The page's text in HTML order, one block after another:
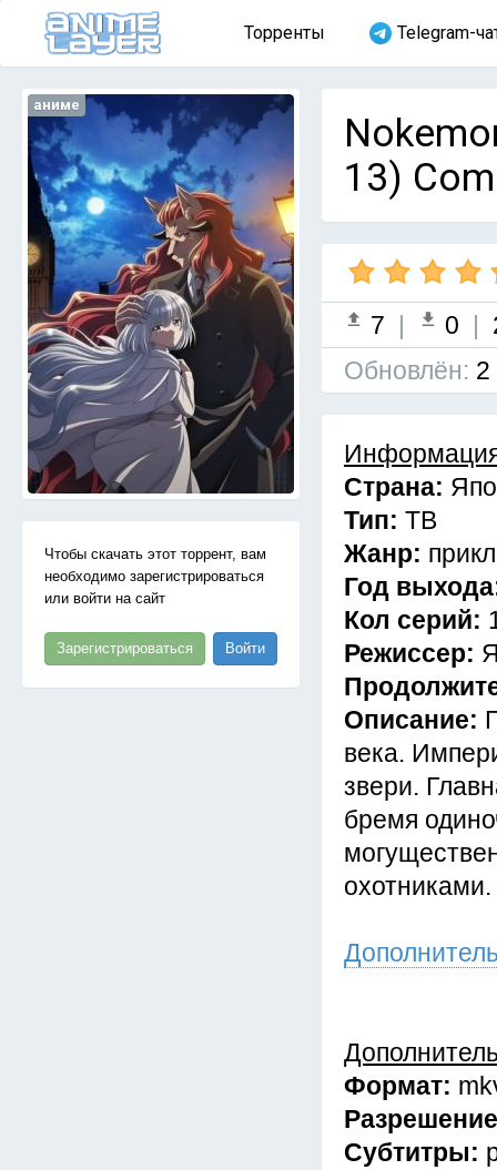
Торренты Telegram-
аниме
Чтобы скачать этот торрент, вам
необходимо зарегистрироваться
или войти на сайт
Зарегистрироваться Войти
13)
7 | 0 |
Обновлён: 2
Страна:
Тип: ТВ
Жанр:
Год
Кол серий:
Режиссер:
Описание:
века.
звери.
бремя
Формат:
Субтитры: